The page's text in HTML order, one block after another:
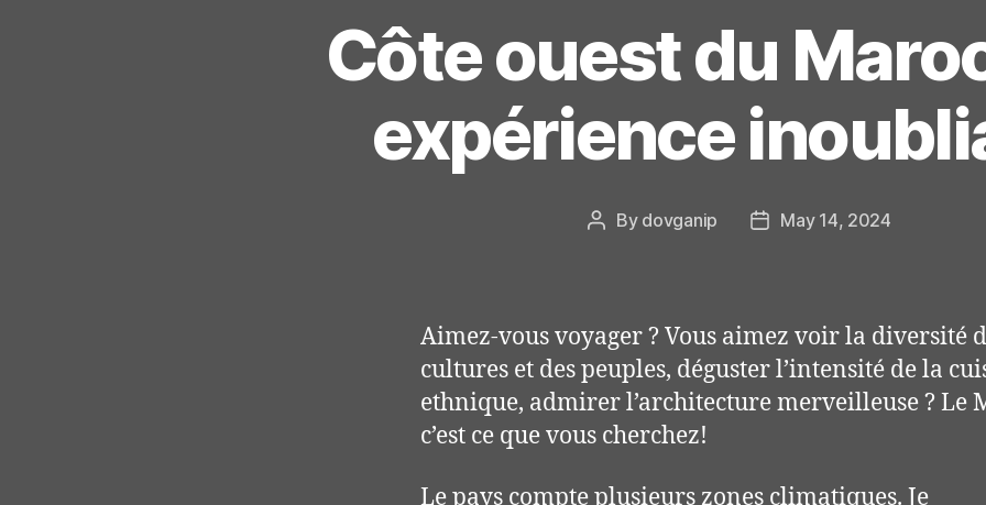
Côte ouest du
expérience
Post
By dovganip
PostMay 14, 2024
Aimez-vous voyager ? Vous aimez voir la diversité
cultures et des peuples, déguster l’intensité de la
ethnique, admirer l’architecture merveilleuse ? Le
c’est ce que vous cherchez!
Le pays compte plusieurs zones climatiques. Je